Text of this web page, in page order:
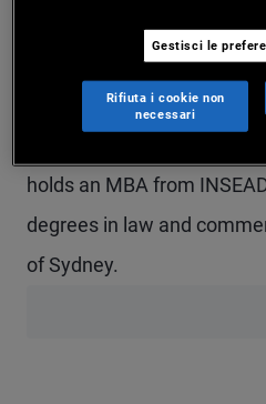
cash management
career as a consultant with
advisory practice. He has
holds an MBA from
degrees in law and
of Sydney.
Gestisci le
Rifiuta i cookie non
necessari